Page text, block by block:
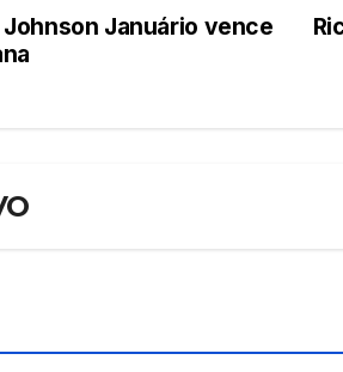
Januário vence